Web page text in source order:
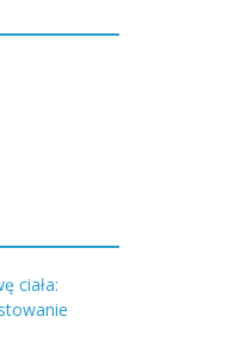
ciała: